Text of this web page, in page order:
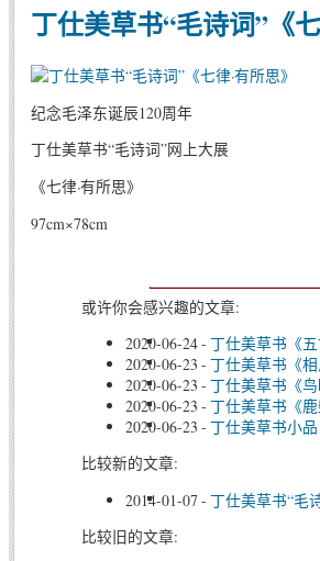
丁仕美草书“毛诗词”《七
纪念毛泽东诞辰120周年
丁仕美草书“毛诗词”网上大展
《七律·有所思》
97cm×78cm
或许你会感兴趣的文章:
2020-06-24-丁仕美草书《五
2020-06-23 -丁仕美草书《
2020-06-23 -丁仕美草书《
2020-06-23 -丁仕美草书《
2020-06-23 -丁仕美草书小
比较新的文章:
2014-01-07 -丁仕美草书“毛
比较旧的文章: